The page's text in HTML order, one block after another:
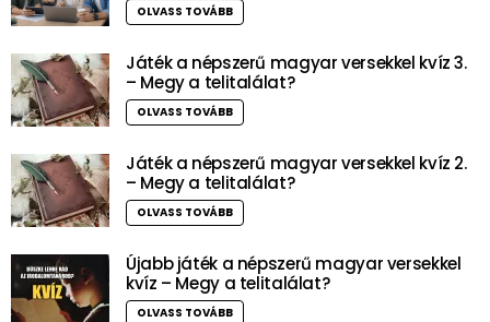
OLVASS TOVÁBB
Játék a népszerű magyar versekkel kvíz 3.
– Megy a telitalálat?
OLVASS TOVÁBB
Játék a népszerű magyar versekkel kvíz 2.
– Megy a telitalálat?
OLVASS TOVÁBB
Újabb játék a népszerű magyar versekkel
kvíz – Megy a telitalálat?
OLVASS TOVÁBB